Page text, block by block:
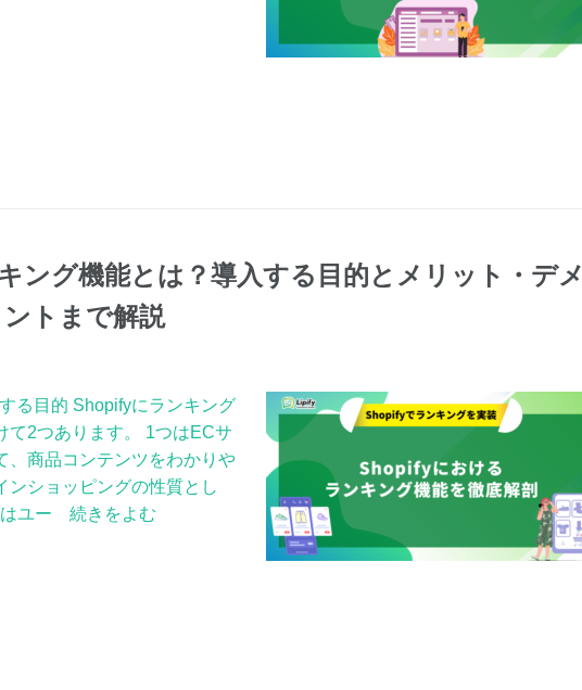
ング機能とは？導入する目的とメリット・デメ
トまで解説
る目的 Shopifyにランキング
て2つあります。 1つはECサ
、商品コンテンツをわかりや
ンショッピングの性質とし
はユー 続きをよむ